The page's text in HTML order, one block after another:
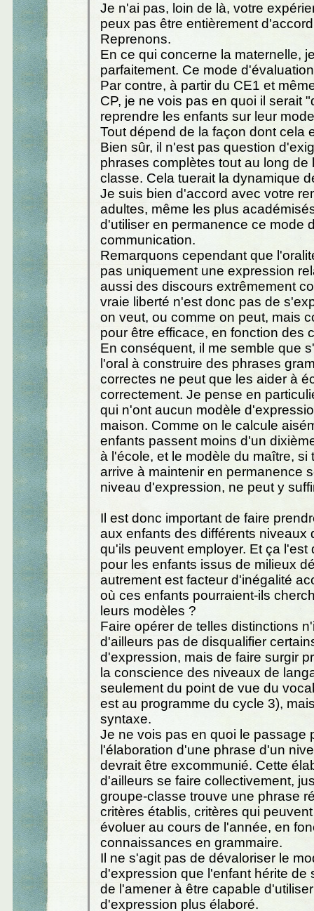
Je n'ai pas, loin de là, votre
peux pas être entièrement
Reprenons.
En ce qui concerne la maternelle,
parfaitement. Ce mode
Par contre, à partir du CE1 et
CP, je ne vois pas en quoi il serait
reprendre les enfants sur leur
Tout dépend de la façon dont cela
Bien sûr, il n'est pas question
phrases complètes tout au long de
classe. Cela tuerait la dynamique
Je suis bien d'accord avec votre
adultes, même les plus
d'utiliser en permanence ce mode
communication.
Remarquons cependant que
pas uniquement une expression
aussi des discours extrêmement
vraie liberté n'est donc pas de
on veut, ou comme on peut, mais
pour être efficace, en fonction des
En conséquent, il me semble que
l'oral à construire des phrases
correctes ne peut que les aider à
correctement. Je pense en
qui n'ont aucun modèle
maison. Comme on le calcule
enfants passent moins d'un
à l'école, et le modèle du maître, si
arrive à maintenir en permanence
niveau d'expression, ne peut y
Il est donc important de faire
aux enfants des différents niveaux
qu'ils peuvent employer. Et ça l'est
pour les enfants issus de milieux
autrement est facteur d'inégalité
où ces enfants pourraient-ils
leurs modèles ?
Faire opérer de telles distinctions
d'ailleurs pas de disqualifier
d'expression, mais de faire surgir
la conscience des niveaux de
seulement du point de vue du
est au programme du cycle 3),
syntaxe.
Je ne vois pas en quoi le passage
l'élaboration d'une phrase d'un
devrait être excommunié. Cette
d'ailleurs se faire collectivement,
groupe-classe trouve une phrase
critères établis, critères qui
évoluer au cours de l'année, en
connaissances en grammaire.
Il ne s'agit pas de dévaloriser le
d'expression que l'enfant hérite de
de l'amener à être capable
d'expression plus élaboré.